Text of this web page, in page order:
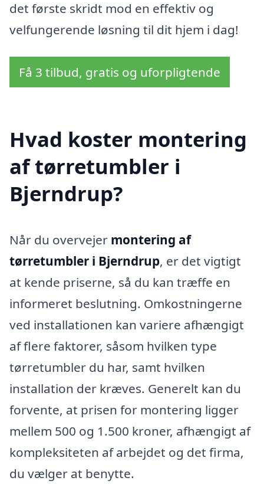
det første skridt mod en effektiv og
velfungerende løsning til dit hjem i dag!
Få 3 tilbud, gratis og uforpligtende
Hvad koster montering
af tørretumbler i
Bjerndrup?
Når du overvejer montering af
tørretumbler i Bjerndrup, er det vigtigt
at kende priserne, så du kan træffe en
informeret beslutning. Omkostningerne
ved installationen kan variere afhængigt
af flere faktorer, såsom hvilken type
tørretumbler du har, samt hvilken
installation der kræves. Generelt kan du
forvente, at prisen for montering ligger
mellem 500 og 1.500 kroner, afhængigt af
kompleksiteten af arbejdet og det firma,
du vælger at benytte.